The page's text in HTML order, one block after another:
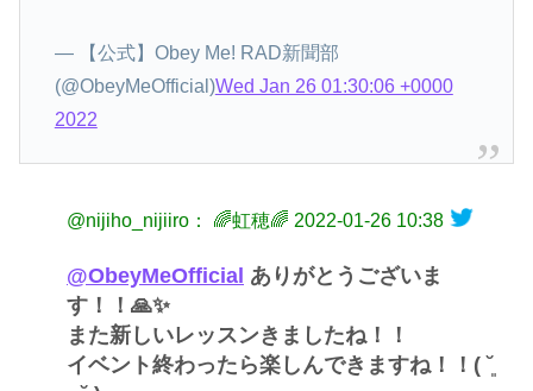
— 【公式】Obey Me! RAD新聞部
(@ObeyMeOfficial)Wed Jan 26 01:30:06 +0000
2022
@nijiho_nijiiro： 🌈虹穂🌈 2022-01-26 10:38
@ObeyMeOfficial ありがとうございま
す！！🙏✨
また新しいレッスンきましたね！！
イベント終わったら楽しんできますね！！( ˘͈